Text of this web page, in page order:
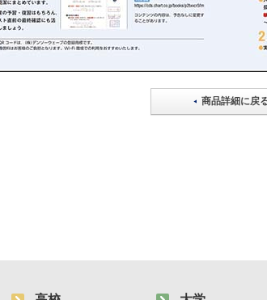
商品詳細に戻